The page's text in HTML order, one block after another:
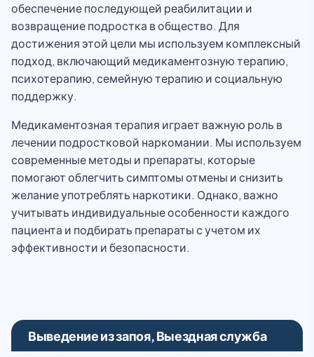
обеспечение последующей реабилитации и
возвращение подростка в общество. Для
достижения этой цели мы используем комплексный
подход, включающий медикаментозную терапию,
психотерапию, семейную терапию и социальную
поддержку.
Медикаментозная терапия играет важную роль в
лечении подростковой наркомании. Мы используем
современные методы и препараты, которые
помогают облегчить симптомы отмены и снизить
желание употреблять наркотики. Однако, важно
учитывать индивидуальные особенности каждого
пациента и подбирать препараты с учетом их
эффективности и безопасности.
Выведение из запоя, Выездная служба